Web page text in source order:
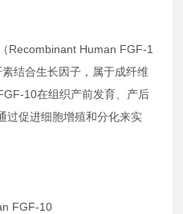
Recombinant Human FGF-1
结合生长因子，属于成纤维
10在组织产前发育、产后
过促进细胞增殖和分化来实
FGF-10